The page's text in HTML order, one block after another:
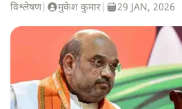
विश्लेषण| मुकेश कुमार 29 JAN, 2026